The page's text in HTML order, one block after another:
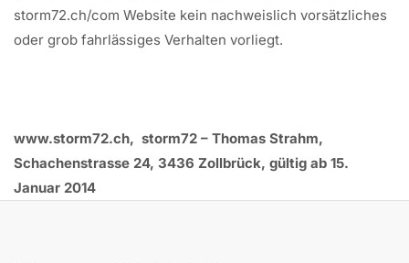
storm72.ch/com Website kein nachweislich vorsätzliches
oder grob fahrlässiges Verhalten vorliegt.
www.storm72.ch, storm72 – Thomas Strahm,
Schachenstrasse 24, 3436 Zollbrück, gültig ab 15.
Januar 2014